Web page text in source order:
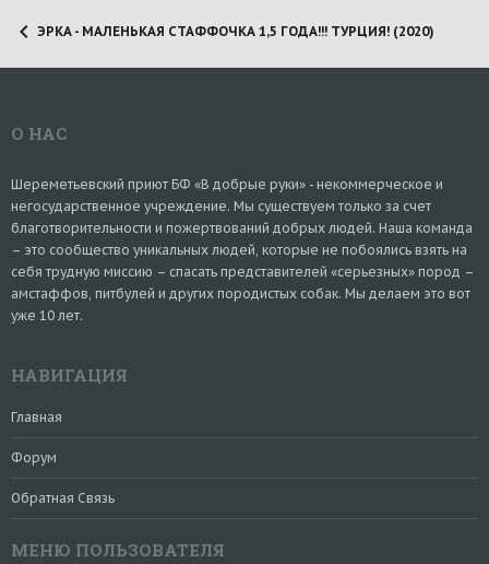
ЭРКА - МАЛЕНЬКАЯ СТАФФОЧКА 1,5 ГОДА!!! ТУРЦИЯ! (2020)
О НАС
Шереметьевский приют БФ «В добрые руки» - некоммерческое и
негосударственное учреждение. Мы существуем только за счет
благотворительности и пожертвований добрых людей. Наша команда
– это сообщество уникальных людей, которые не побоялись взять на
себя трудную миссию – спасать представителей «серьезных» пород –
амстаффов, питбулей и других породистых собак. Мы делаем это вот
уже 10 лет.
НАВИГАЦИЯ
Главная
Форум
Обратная Связь
МЕНЮ ПОЛЬЗОВАТЕЛЯ